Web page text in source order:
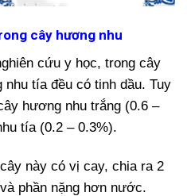
cây hương nhu
cứu y học, trong cây
tía đều có tinh dầu. Tuy
hương nhu trắng (0.6 –
tía (0.2 – 0.3%).
này có vị cay, chia ra 2
phần nặng hơn nước.